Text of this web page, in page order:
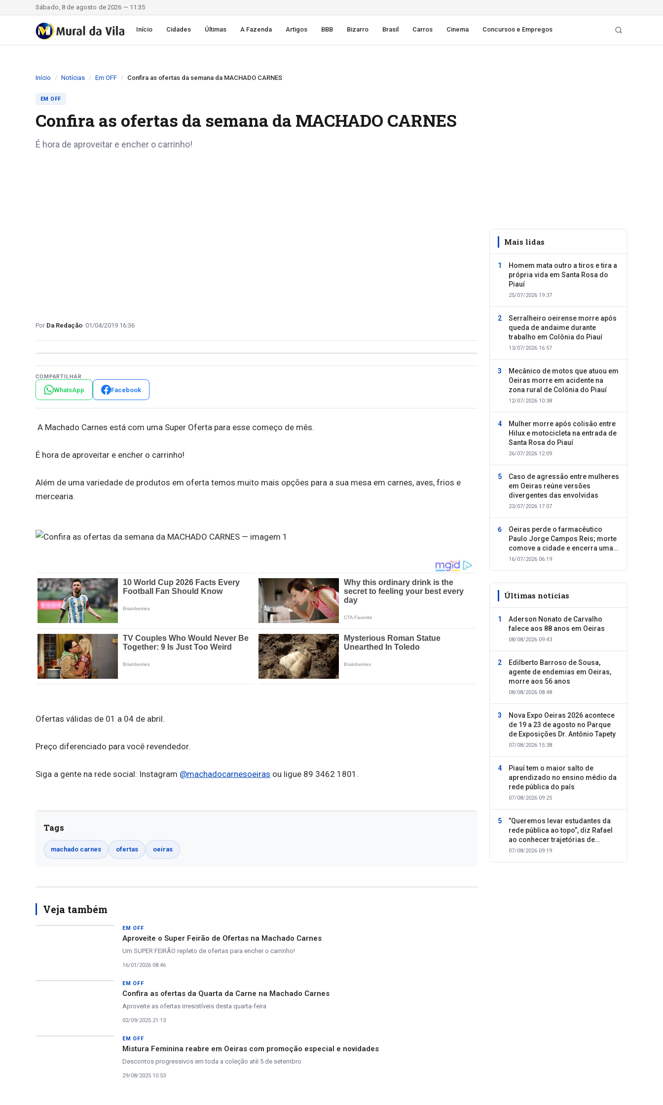
Sábado, 8 de agosto de 2026 — 11:35
Início Cidades Últimas A Fazenda Artigos BBB Bizarro Brasil Carros Cinema Concursos e Empregos
Início Notícias Em OFF Confira as ofertas da semana da MACHADO CARNES
EM OFF
Confira as ofertas da semana da MACHADO CARNES
É hora de aproveitar e encher o carrinho!
Da Redação 01/04/2019 16:36
COMPARTILHAR
WhatsApp Facebook
A Machado Carnes está com uma Super Oferta para esse começo de mês.
É hora de aproveitar e encher o carrinho!
Além de uma variedade de produtos em oferta temos muito mais opções para a sua mesa em carnes, aves, frios e
mercearia.
Ofertas válidas de 01 a 04 de abril.
Preço diferenciado para você revendedor.
Siga a gente na rede social: Instagram @machadocarnesoeiras ou ligue 89 3462 1801.
Tags
machado carnes ofertas oeiras
Veja também
EM OFF
Aproveite o Super Feirão de Ofertas na Machado Carnes
Um SUPER FEIRÃO repleto de ofertas para encher o carrinho!
16/01/2026 08:46
EM OFF
Confira as ofertas da Quarta da Carne na Machado Carnes
Aproveite as ofertas irresistíveis desta quarta-feira
02/09/2025 21:13
EM OFF
Mistura Feminina reabre em Oeiras com promoção especial e novidades
Descontos progressivos em toda a coleção até 5 de setembro
29/08/2025 10:53
Mais lidas
Homem mata outro a tiros e tira a
própria vida em Santa Rosa do
Piauí
25/07/2026 19:37
Serralheiro oeirense morre após
queda de andaime durante
trabalho em Colônia do Piauí
13/07/2026 16:57
Mecânico de motos que atuou em
Oeiras morre em acidente na
zona rural de Colônia do Piauí
12/07/2026 10:38
Mulher morre após colisão entre
Hilux e motocicleta na entrada de
Santa Rosa do Piauí
26/07/2026 12:09
Caso de agressão entre mulheres
em Oeiras reúne versões
divergentes das envolvidas
23/07/2026 17:07
Oeiras perde o farmacêutico
Paulo Jorge Campos Reis; morte
comove a cidade e encerra uma
trajetória dedicada ao cuidado
16/07/2026 06:19
Últimas notícias
Aderson Nonato de Carvalho
falece aos 88 anos em Oeiras
08/08/2026 09:43
Edilberto Barroso de Sousa,
agente de endemias em Oeiras,
morre aos 56 anos
08/08/2026 08:48
Nova Expo Oeiras 2026 acontece
de 19 a 23 de agosto no Parque
de Exposições Dr. Antônio Tapety
07/08/2026 15:38
Piauí tem o maior salto de
aprendizado no ensino médio da
rede pública do país
07/08/2026 09:25
”Queremos levar estudantes da
rede pública ao topo”, diz Rafael
ao conhecer trajetórias de
sucesso
07/08/2026 09:19